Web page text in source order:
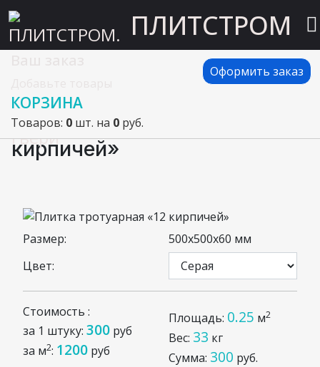
ПЛИТСТРОМ
КОРЗИНА
Товаров: 0 шт. на 0 руб.
Оформить заказ
Тротуарная плитка вибролитая
Плитка тротуарная «12
кирпичей»
Размер:
500x500x60 мм
Цвет:
Стоимость :
за 1 штуку: 300 руб
за м2: 1200 руб
Площадь: 0.25 м2
Вес: 33 кг
Сумма: 300 руб.